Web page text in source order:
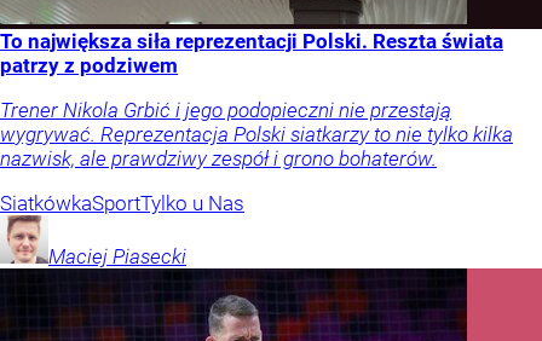
To największa siła reprezentacji Polski. Reszta świata
patrzy z podziwem
Trener Nikola Grbić i jego podopieczni nie przestają
wygrywać. Reprezentacja Polski siatkarzy to nie tylko kilka
nazwisk, ale prawdziwy zespół i grono bohaterów.
SiatkówkaSportTylko u Nas
Maciej Piasecki